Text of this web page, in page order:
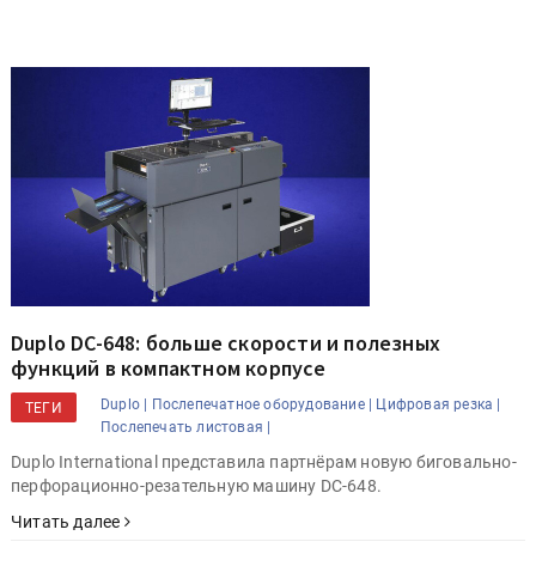
Duplo DC-648: больше скорости и полезных
функций в компактном корпусе
ТЕГИ Duplo | Послепечатное оборудование |
Цифровая резка |
Послепечать листовая |
Duplo International представила партнёрам новую биговально-
перфорационно-резательную машину DC-648.
Читать далее